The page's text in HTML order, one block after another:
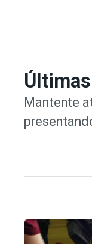
Mantente